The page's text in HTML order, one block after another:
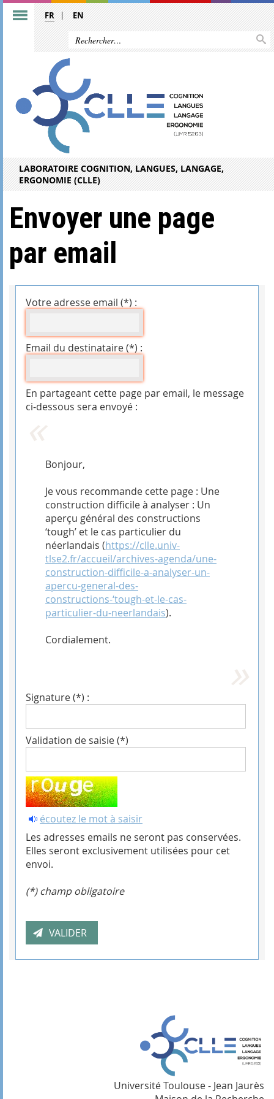
FR EN
LABORATOIRE COGNITION, LANGUES, LANGAGE,
ERGONOMIE (CLLE)
Envoyer une page
par email
Votre adresse email (*) :
Email du destinataire (*) :
En partageant cette page par email, le message
ci-dessous sera envoyé :
Bonjour,
Je vous recommande cette page : Une
construction difficile à analyser : Un
aperçu général des constructions
‘tough’ et le cas particulier du
néerlandais (https://clle.univ-
tlse2.fr/accueil/archives-agenda/une-
construction-difficile-a-analyser-un-
apercu-general-des-
constructions-‘tough-et-le-cas-
particulier-du-neerlandais).
Cordialement.
Signature (*) :
Validation de saisie (*)
écoutez le mot à saisir
Les adresses emails ne seront pas conservées.
Elles seront exclusivement utilisées pour cet
envoi.
(*) champ obligatoire
Université Toulouse - Jean Jaurès